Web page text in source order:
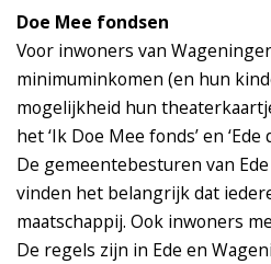
Doe Mee fondsen
Voor inwoners van
minimuminkomen (en hun
mogelijkheid hun
het ‘Ik Doe Mee fonds’ en ‘Ede
De gemeentebesturen van
vinden het belangrijk dat
maatschappij. Ook inwoners
De regels zijn in Ede en